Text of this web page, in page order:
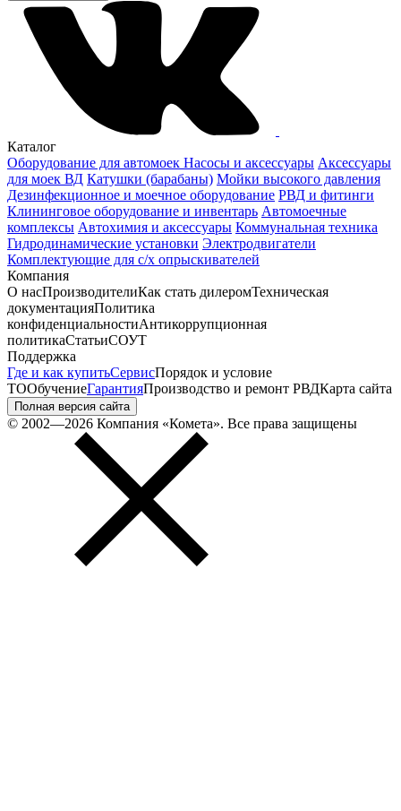
Каталог
Оборудование для автомоек Насосы и аксессуары Аксессуары
для моек ВД Катушки (барабаны) Мойки высокого давления
Дезинфекционное и моечное оборудование РВД и фитинги
Клининговое оборудование и инвентарь Автомоечные
комплексы Автохимия и аксессуары Коммунальная техника
Гидродинамические установки Электродвигатели
Комплектующие для с/х опрыскивателей
Компания
О насПроизводителиКак стать дилеромТехническая
документацияПолитика
конфиденциальностиАнтикоррупционная
политикаСтатьиСОУТ
Поддержка
Где и как купитьСервисПорядок и условие
ТООбучениеГарантияПроизводство и ремонт РВДКарта сайта
Полная версия сайта
© 2002—2026 Компания «Комета». Все права защищены